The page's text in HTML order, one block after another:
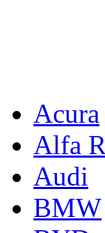
Acura
Alfa
Audi
BMW